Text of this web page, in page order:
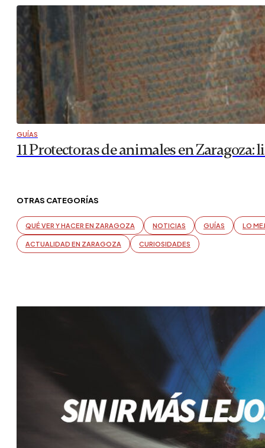
GUÍAS
11 Protectoras de animales en
OTRAS CATEGORÍAS
QUÉ VER Y HACER EN ZARAGOZA NOTICIAS GUÍAS LO
ACTUALIDAD EN ZARAGOZA CURIOSIDADES